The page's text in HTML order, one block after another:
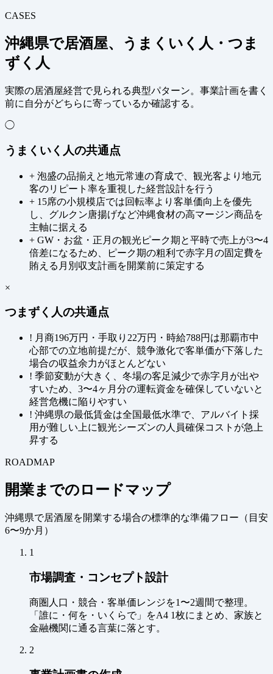
CASES
沖縄県で居酒屋、うまくいく人・つま
ずく人
実際の居酒屋経営で見られる典型パターン。事業計画を書く
前に自分がどちらに寄っているか確認する。
◯
うまくいく人の共通点
+ 泡盛の品揃えと地元常連の育成で、観光客より地元
客のリピート率を重視した経営設計を行う
+ 15席の小規模店では回転率より客単価向上を優先
し、グルクン唐揚げなど沖縄食材の高マージン商品を
主軸に据える
+ GW・お盆・正月の観光ピーク期と平時で売上が3〜4
倍差になるため、ピーク期の粗利で赤字月の固定費を
賄える月別収支計画を開業前に策定する
×
つまずく人の共通点
! 月商196万円・手取り22万円・時給788円は那覇市中
心部での立地前提だが、競争激化で客単価が下落した
場合の収益余力がほとんどない
! 季節変動が大きく、冬場の客足減少で赤字月が出や
すいため、3〜4ヶ月分の運転資金を確保していないと
経営危機に陥りやすい
! 沖縄県の最低賃金は全国最低水準で、アルバイト採
用が難しい上に観光シーズンの人員確保コストが急上
昇する
ROADMAP
開業までのロードマップ
沖縄県で居酒屋を開業する場合の標準的な準備フロー（ 目安
6〜9か月 ）
1
市場調査・コンセプト設計
商圏人口・競合・客単価レンジを1〜2週間で整理。
「誰に・何を・いくらで」をA4 1枚にまとめ、家族と
金融機関に通る言葉に落とす。
2